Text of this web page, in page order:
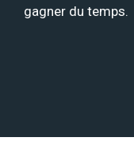
gagner du temps.